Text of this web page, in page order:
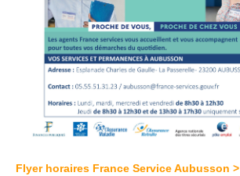
Flyer horaires France Service Aubusson >